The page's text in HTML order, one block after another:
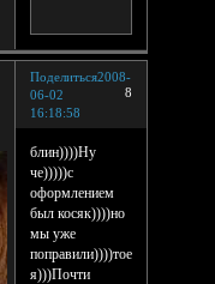
Поделиться
8
2008-
06-02
16:18:58
блин))))Ну
че)))))с
оформлением
был косяк))))но
мы уже
поправили))))тоесть
я)))Почти